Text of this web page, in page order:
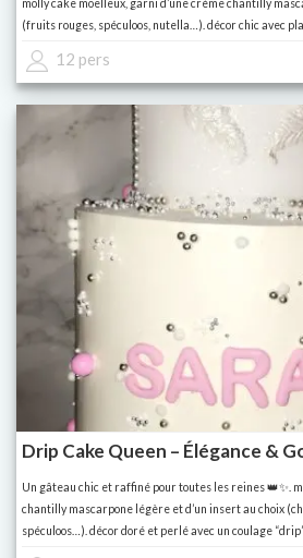
molly cake moelleux, garni d’une crème chantilly
(fruits rouges, spéculoos, nutella…). décor chic avec
thème préféré. 👉 parfait pour une fête de réussite,
surprise.
12 pers
Drip Cake Queen – Élégance &
Un gâteau chic et raffiné pour toutes les reines 👑✨.
chantilly mascarpone légère et d’un insert au choix
spéculoos…). décor doré et perlé avec un coulage